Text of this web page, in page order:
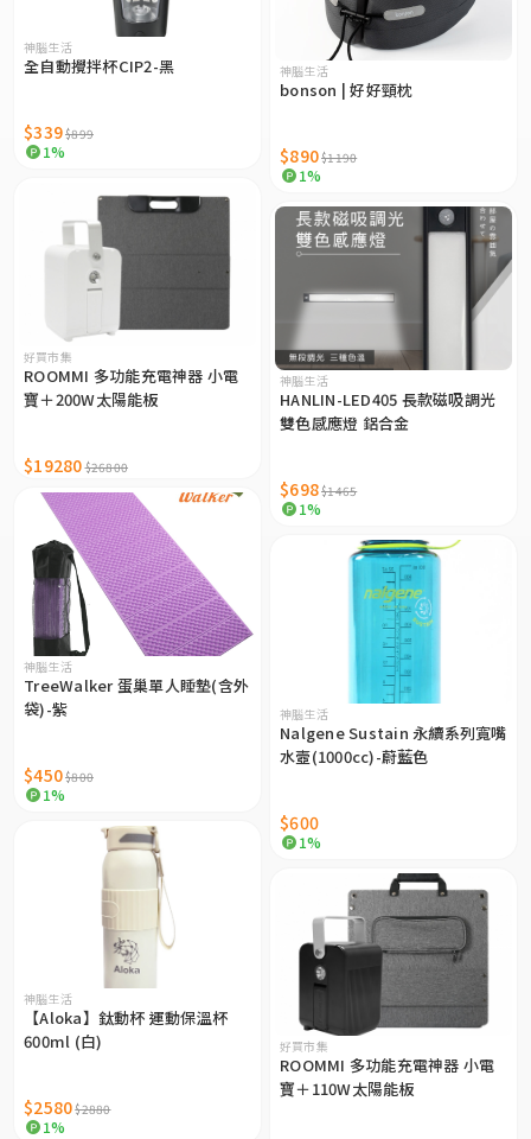
神腦生活
全自動攪拌杯CIP2-黑
$339$899
1%
神腦生活
bonson | 好好頸枕
$890$1190
1%
好買市集
ROOMMI 多功能充電神器 小電
寶＋200W太陽能板
$19280$26800
神腦生活
HANLIN-LED405 長款磁吸調光
雙色感應燈 鋁合金
$698$1465
1%
神腦生活
TreeWalker 蛋巢單人睡墊(含外
袋)-紫
$450$800
1%
神腦生活
Nalgene Sustain 永續系列寬嘴
水壼(1000cc)-蔚藍色
$600
1%
神腦生活
【Aloka】鈦動杯 運動保溫杯
600ml (白)
$2580$2880
1%
好買市集
ROOMMI 多功能充電神器 小電
寶＋110W太陽能板